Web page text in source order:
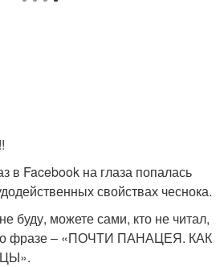
в Facebook на глаза попалась
свойствах чеснока.
буду, можете сами, кто не читал,
по фразе – «ПОЧТИ ПАНАЦЕЯ. КАК